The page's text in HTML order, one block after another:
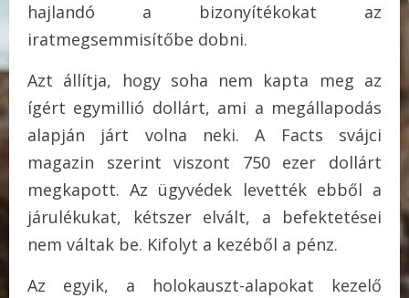
hajlandó a bizonyítékokat az
iratmegsemmisítőbe dobni.
Azt állítja, hogy soha nem kapta meg az
ígért egymillió dollárt, ami a megállapodás
alapján járt volna neki. A Facts svájci
magazin szerint viszont 750 ezer dollárt
megkapott. Az ügyvédek levették ebből a
járulékukat, kétszer elvált, a befektetései
nem váltak be. Kifolyt a kezéből a pénz.
Az egyik, a holokauszt-alapokat kezelő